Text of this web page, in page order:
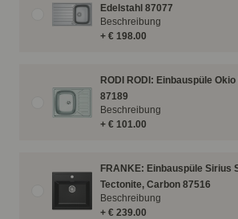
Edelstahl 87077
+ € 198.00
Beschreibung
RODI RODI: Einbauspüle
87189
+ € 101.00
Beschreibung
FRANKE: Einbauspüle Sirius
Tectonite, Carbon 87516
+ € 239.00
Beschreibung